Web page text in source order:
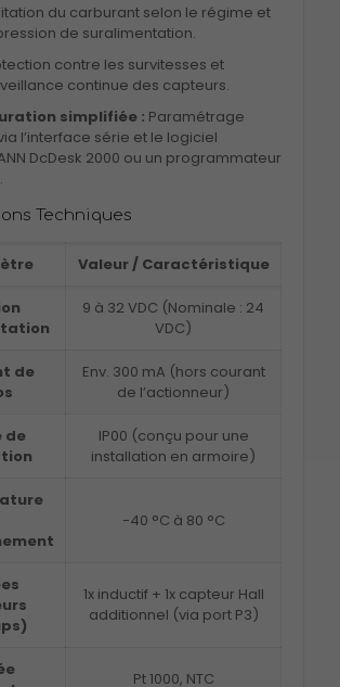
du carburant selon le régime et
de suralimentation.
contre les survitesses et
continue des capteurs.
simplifiée : Paramétrage
l’interface série et le logiciel
DcDesk 2000 ou un programmateur
.
Techniques
Valeur / Caractéristique
9 à 32 VDC (Nominale : 24
VDC)
de
Env. 300 mA (hors courant
de l’actionneur)
de
IP00 (conçu pour une
installation en armoire)
-40 °C à 80 °C
1x inductif + 1x capteur Hall
additionnel (via port P3)
Pt 1000, NTC